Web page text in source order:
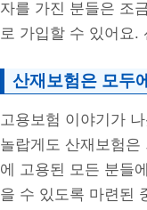
자를 가진 분들은 조
로 가입할 수 있어요.
산재보험은 모두
고용보험 이야기가
놀랍게도 산재보험은
에 고용된 모든 분들
을 수 있도록 마련된